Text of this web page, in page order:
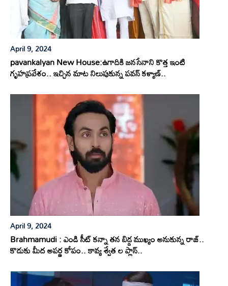
April 9, 2024
pavankalyan New House:ఉగాదికి జనసేనాని కొత్త ఇంటి
గృహప్రవేశం.. ఇచ్చిన మాట నిలుపుకున్న పవన్ కళ్యాణ్..
April 9, 2024
Brahmamudi : ఎండి సీట్ కన్నా తన బిడ్డ ముఖ్యం అనుకున్న రాజ్..
కొడుకు మీద అపర్ణ కోపం.. కావ్య శ్వేత ల ప్లాన్..